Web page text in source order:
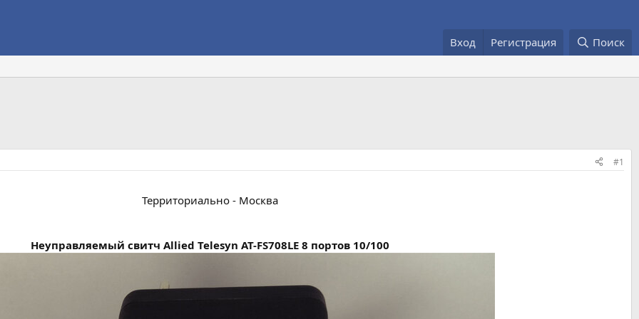
Вход Регистрация Поиск
#1
Территориально - Москва
Неуправляемый свитч Allied Telesyn AT-FS708LE 8 портов 10/100